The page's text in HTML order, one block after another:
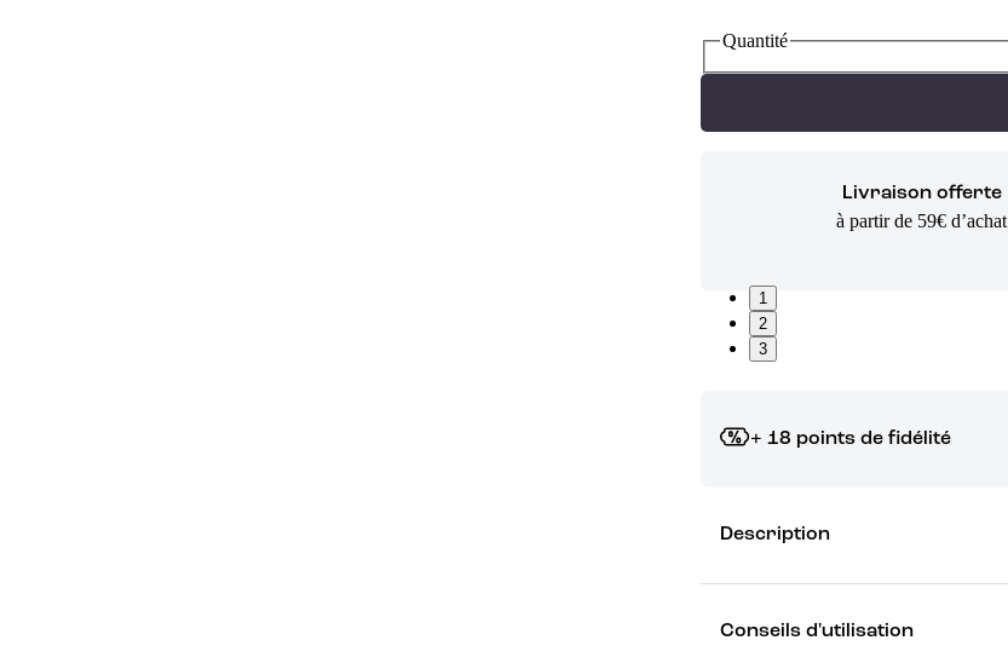
Quantité
Livraison offerte
à partir de 59€ d’achat
1
2
3
+ 18 points de fidélité
Description
Conseils d'utilisation